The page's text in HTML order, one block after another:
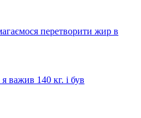
перетворити жир в
важив 140 кг. і був